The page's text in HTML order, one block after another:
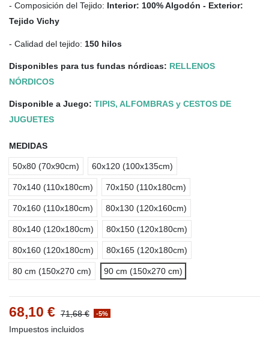
- Composición del Tejido: Interior: 100% Algodón - Exterior:
Tejido Vichy
- Calidad del tejido: 150 hilos
Disponibles para tus fundas nórdicas: RELLENOS
NÓRDICOS
Disponible a Juego: TIPIS, ALFOMBRAS y CESTOS DE
JUGUETES
MEDIDAS
50x80 (70x90cm) 60x120 (100x135cm)
70x140 (110x180cm) 70x150 (110x180cm)
70x160 (110x180cm) 80x130 (120x160cm)
80x140 (120x180cm) 80x150 (120x180cm)
80x160 (120x180cm) 80x165 (120x180cm)
80 cm (150x270 cm) 90 cm (150x270 cm)
68,10 € 71,68 € -5%
Impuestos incluidos